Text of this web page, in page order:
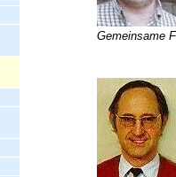
Gemeinsame